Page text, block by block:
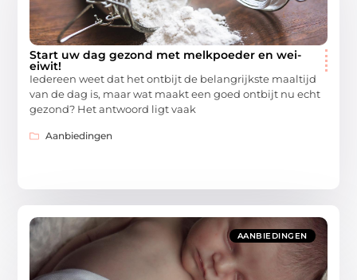
Start uw dag gezond met melkpoeder en wei-
eiwit!
Iedereen weet dat het ontbijt de belangrijkste maaltijd
van de dag is, maar wat maakt een goed ontbijt nu echt
gezond? Het antwoord ligt vaak
Aanbiedingen
AANBIEDINGEN